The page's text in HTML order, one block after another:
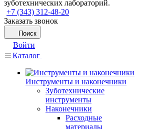
зуботехнических лабораторий.
+7 (343) 312-48-20
Заказать звонок
Поиск
Войти
Каталог
Инструменты и наконечники
Зуботехнические
инструменты
Наконечники
Расходные
материалы